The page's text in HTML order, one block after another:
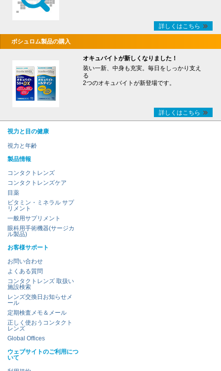
詳しくはこちら
ボシュロム製品の購入
オキュバイトが新しくなりました！
装い一新、中身も充実。毎日をしっかり支え
る
2つのオキュバイトが新登場です。
詳しくはこちら
視力と目の健康
視力と年齢
製品情報
コンタクトレンズ
コンタクトレンズケア
目薬
ビタミン・ミネラル サプ
リメント
一般用サプリメント
眼科用手術機器(サージカ
ル製品)
お客様サポート
お問い合わせ
よくある質問
コンタクトレンズ 取扱い
施設検索
レンズ交換日お知らせメ
ール
定期検査メモ＆メール
正しく使おうコンタクト
レンズ
Global Offices
ウェブサイトのご利用につ
いて